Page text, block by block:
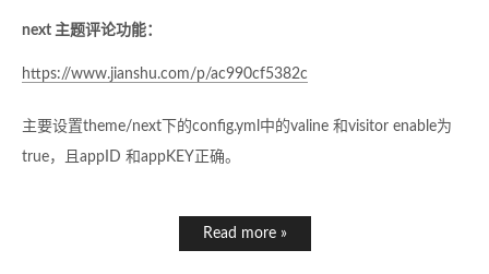
next 主题评论功能：
https://www.jianshu.com/p/ac990cf5382c
主要设置theme/next下的config.yml中的valine 和visitor enable为
true，且appID 和appKEY正确。
Read more »